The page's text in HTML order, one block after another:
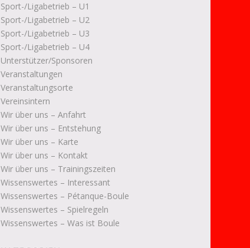
Sport-/Ligabetrieb – U1
Sport-/Ligabetrieb – U2
Sport-/Ligabetrieb – U3
Sport-/Ligabetrieb – U4
Unterstützer/Sponsoren
Veranstaltungen
Veranstaltungsorte
Vereinsintern
Wir über uns – Anfahrt
Wir über uns – Entstehung
Wir über uns – Karte
Wir über uns – Kontakt
Wir über uns – Trainingszeiten
Wissenswertes – Interessant
Wissenswertes – Pétanque-Boule
Wissenswertes – Spielregeln
Wissenswertes – Was ist Boule